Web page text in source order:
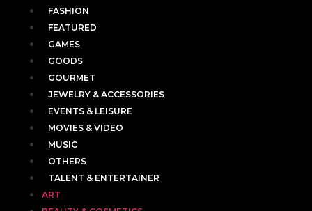
FASHION
FEATURED
GAMES
GOODS
GOURMET
JEWELRY & ACCESSORIES
EVENTS & LEISURE
MOVIES & VIDEO
MUSIC
OTHERS
TALENT & ENTERTAINER
ART